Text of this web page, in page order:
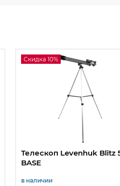
Скидка 10%
Телескоп Levenhuk Blitz
BASE
в наличии